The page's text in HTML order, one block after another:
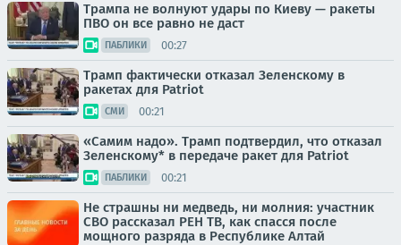
Трампа не волнуют удары по Киеву — ракеты
ПВО он все равно не даст
ПАБЛИКИ 00:27
Трамп фактически отказал Зеленскому в
ракетах для Patriot
СМИ 00:21
«Самим надо». Трамп подтвердил, что отказал
Зеленскому* в передаче ракет для Patriot
ПАБЛИКИ 00:21
Не страшны ни медведь, ни молния: участник
СВО рассказал РЕН ТВ, как спасся после
мощного разряда в Республике Алтай